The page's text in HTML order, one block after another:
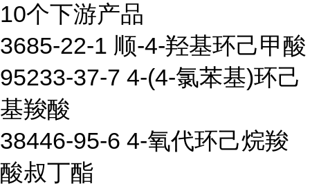
10个下游产品
3685-22-1 顺-4-羟基环己甲酸
95233-37-7 4-(4-氯苯基)环己
基羧酸
38446-95-6 4-氧代环己烷羧
酸叔丁酯